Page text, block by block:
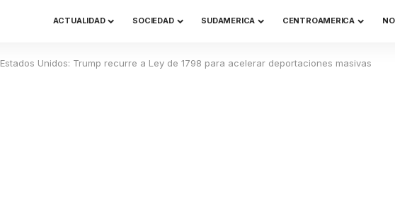
ACTUALIDAD SOCIEDAD SUDAMERICA CENTROAMERICA
Estados Unidos: Trump recurre a Ley de 1798 para acelerar deportaciones masivas